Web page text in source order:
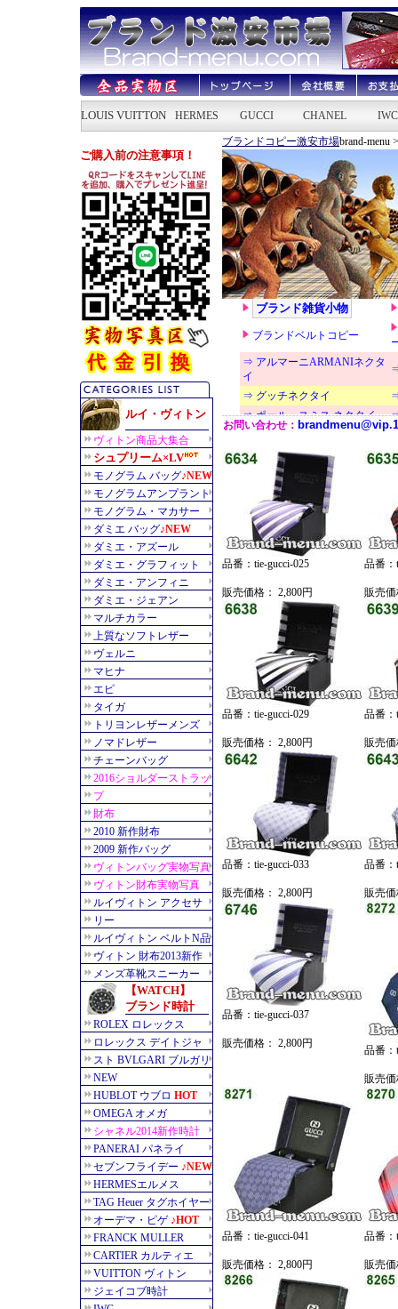
ブランドコピー激安市場brand-menu
品番：tie-gucci-025
販売価格： 2,800円
品番：
販売価
品番：tie-gucci-029
販売価格： 2,800円
品番：
販売価
品番：tie-gucci-033
販売価格： 2,800円
品番：
販売価
品番：tie-gucci-037
販売価格： 2,800円
品番：
販売価
品番：tie-gucci-041
販売価格： 2,800円
品番：
販売価